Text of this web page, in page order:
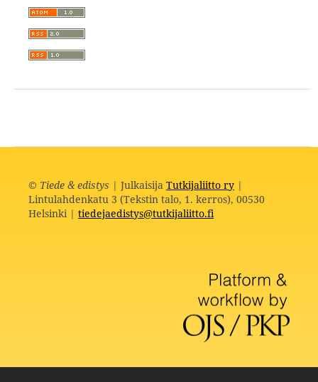
© Tiede & edistys | Julkaisija Tutkijaliitto ry|
Lintulahdenkatu 3 (Tekstin talo, 1. kerros), 00530
Helsinki | tiedejaedistys@tutkijaliitto.fi